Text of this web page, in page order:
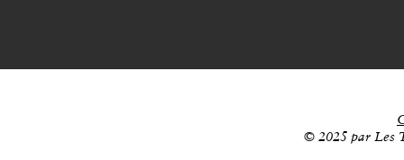
© 2025 par Les